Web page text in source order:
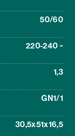
50/60
220-240 ~
1,3
GN1/1
30,5x51x16,5